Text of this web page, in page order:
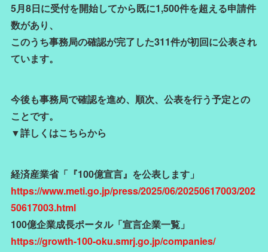
5月8日に受付を開始してから既に1,500件を超える申請件
数があり、
このうち事務局の確認が完了した311件が初回に公表され
ています。
今後も事務局で確認を進め、順次、公表を行う予定との
ことです。
▼詳しくはこちらから
経済産業省「『100億宣言』を公表します」
https://www.meti.go.jp/press/2025/06/20250617003/202
50617003.html
100億企業成長ポータル「宣言企業一覧」
https://growth-100-oku.smrj.go.jp/companies/